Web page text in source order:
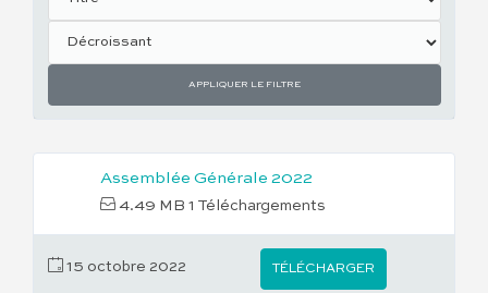
APPLIQUER LE FILTRE
Assemblée Générale 2022
4.49 MB 1 Téléchargements
15 octobre 2022 TÉLÉCHARGER